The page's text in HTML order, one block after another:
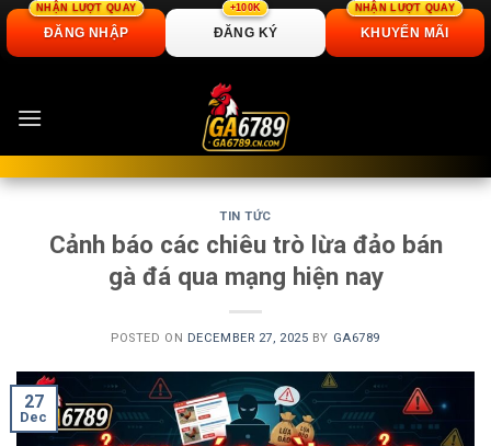
TIN TỨC
Cảnh báo các chiêu trò lừa đảo bán
gà đá qua mạng hiện nay
POSTED ON DECEMBER 27, 2025 BY GA6789
27
Dec
NHẬN LƯỢT QUAY
ĐĂNG NHẬP
+100K
ĐĂNG KÝ
NHẬN LƯỢT QUAY
KHUYẾN MÃI